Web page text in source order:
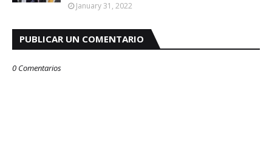
January 31, 2022
PUBLICAR UN COMENTARIO
0 Comentarios